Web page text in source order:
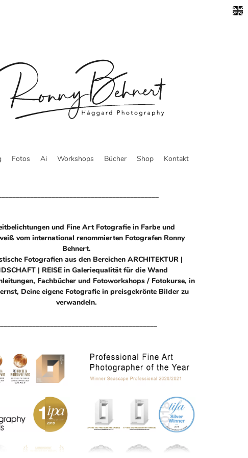
Fotos Ai Workshops Bücher Shop Kontakt
und Fine Art Fotografie in Farbe und
vom international renommierten Fotografen Ronny
Behnert.
Fotografien aus den Bereichen ARCHITEKTUR |
| REISE in Galeriequalität für die Wand
Fachbücher und Fotoworkshops / Fotokurse, in
Deine eigene Fotografie in preisgekrönte Bilder zu
verwandeln.